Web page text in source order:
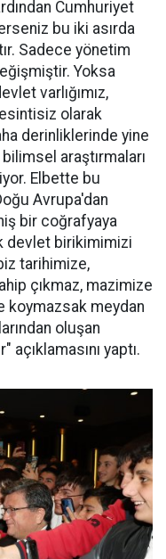
Cumhuriyet
bu iki asırda
Sadece yönetim
Yoksa
varlığımız,
olarak
derinliklerinde yine
araştırmaları
Elbette bu
Avrupa'dan
bir coğrafyaya
devlet birikimimizi
tarihimize,
çıkmaz, mazimize
koymazsak meydan
oluşan
yaptı.